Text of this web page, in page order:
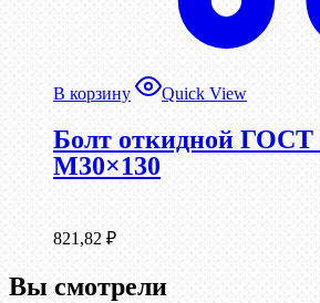
В корзину Quick View
Болт откидной ГОСТ
М30×130
821,82 ₽
Вы смотрели